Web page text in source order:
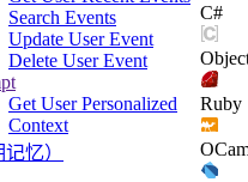
Search Events
Update User Event
Delete User Event
Get User Personalized
Context
忆）
C#
Ruby